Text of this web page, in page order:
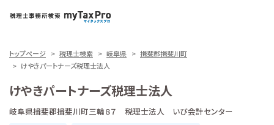
トップページ 税理士検索 岐阜県
揖斐郡揖斐川町
けやきパートナーズ税理士法人
けやきパートナーズ税理士法人
岐阜県揖斐郡揖斐川町三輪８７ 税理士法人 いび会計センター